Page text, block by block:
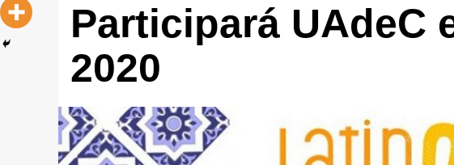
Participará UAdeC
2020